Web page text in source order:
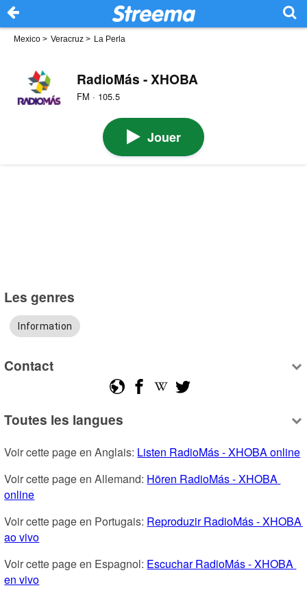
Mexico > Veracruz > La Perla
RadioMás - XHOBA
FM · 105.5
Jouer
Les genres
Information
Contact
Toutes les langues
Voir cette page en Anglais: Listen RadioMás - XHOBA online
Voir cette page en Allemand: Hören RadioMás - XHOBA
online
Voir cette page en Portugais: Reproduzir RadioMás - XHOBA
ao vivo
Voir cette page en Espagnol: Escuchar RadioMás - XHOBA
en vivo